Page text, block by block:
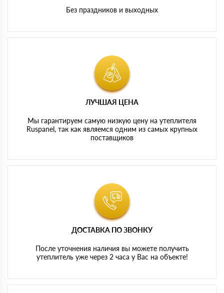
Без праздников и выходных
ЛУЧШАЯ ЦЕНА
Мы гарантируем самую низкую цену на утеплителя
Ruspanel, так как являемся одним из самых крупных
поставщиков
ДОСТАВКА ПО ЗВОНКУ
После уточнения наличия вы можете получить
утеплитель уже через 2 часа у Вас на объекте!